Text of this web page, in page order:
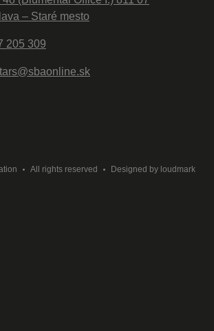
– Staré mesto
205 309
All rights reserved Designed by loudmark